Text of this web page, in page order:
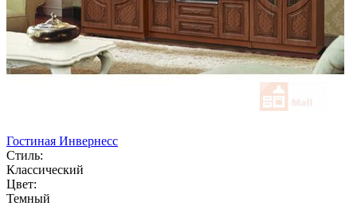
Гостиная Инвернесс
Стиль:
Классический
Цвет:
Темный